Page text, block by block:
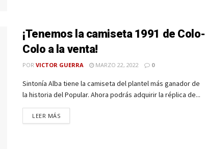
¡Tenemos la camiseta 1991 de Colo-
Colo a la venta!
POR VICTOR GUERRA MARZO 22, 2022 0
Sintonía Alba tiene la camiseta del plantel más ganador de
la historia del Popular. Ahora podrás adquirir la réplica de...
LEER MÁS